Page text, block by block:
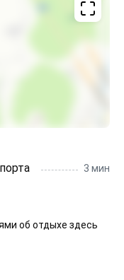
3 мин
об отдыхе здесь